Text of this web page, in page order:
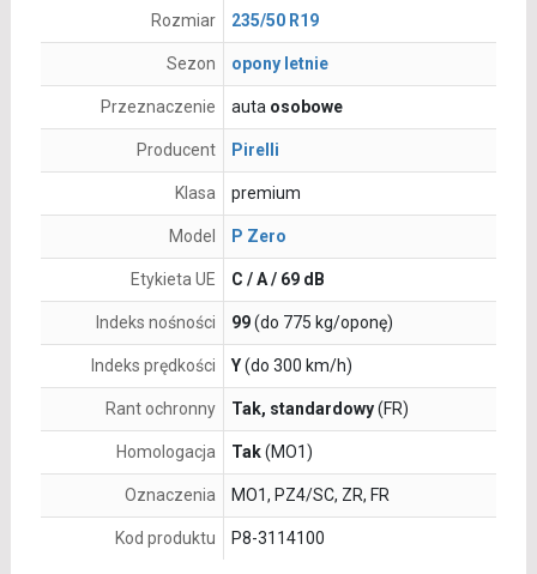
Rozmiar 235/50 R19
Sezon opony letnie
Przeznaczenie auta osobowe
Producent Pirelli
Klasa premium
Model P Zero
Etykieta UE C / A / 69 dB
Indeks nośności 99(do 775 kg/oponę)
Indeks prędkości Y(do 300 km/h)
Rant ochronny Tak, standardowy(FR)
Homologacja Tak(MO1)
Oznaczenia MO1, PZ4/SC, ZR, FR
Kod produktu P8-3114100